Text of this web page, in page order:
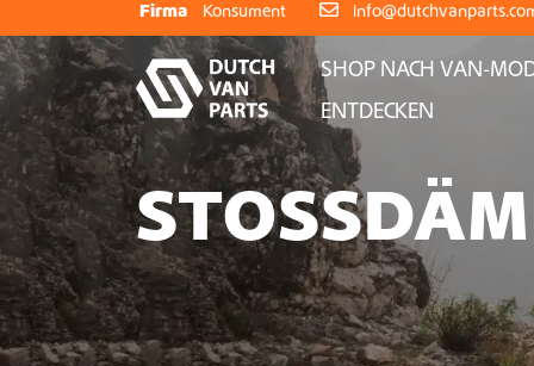
Firma Konsument
SHOP NACH VAN-
ENTDECKEN